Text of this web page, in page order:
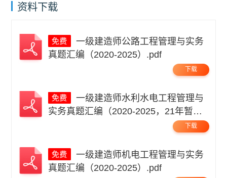
资料下载
一级建造师公路工程管理与实务
真题汇编（2020-2025）.pdf
下载
一级建造师水利水电工程管理与
实务真题汇编（2020-2025，21年暂
下载
一级建造师机电工程管理与实务
真题汇编（2020-2025）.pdf